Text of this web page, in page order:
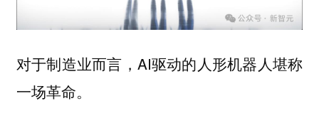
对于制造业而言，AI驱动的人形机器人堪称
一场革命。